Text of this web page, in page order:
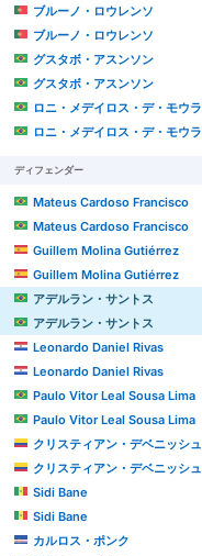
ブルーノ・ロウレンソ
ブルーノ・ロウレンソ
グスタボ・アスンソン
グスタボ・アスンソン
ロニ・メデイロス・デ・モウラ
ロニ・メデイロス・デ・モウラ
ディフェンダー
Mateus Cardoso Francisco
Mateus Cardoso Francisco
Guillem Molina Gutiérrez
Guillem Molina Gutiérrez
アデルラン・サントス
アデルラン・サントス
Leonardo Daniel Rivas
Leonardo Daniel Rivas
Paulo Vitor Leal Sousa Lima
Paulo Vitor Leal Sousa Lima
クリスティアン・デベニッシュ
クリスティアン・デベニッシュ
Sidi Bane
Sidi Bane
カルロス・ポンク